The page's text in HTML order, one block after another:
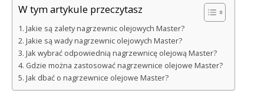
W tym artykule przeczytasz
Jakie są zalety nagrzewnic olejowych Master?
Jakie są wady nagrzewnic olejowych Master?
Jak wybrać odpowiednią nagrzewnicę olejową Master?
Gdzie można zastosować nagrzewnice olejowe Master?
Jak dbać o nagrzewnice olejowe Master?